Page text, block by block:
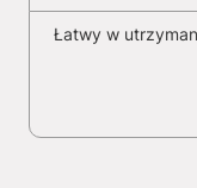
Łatwy w